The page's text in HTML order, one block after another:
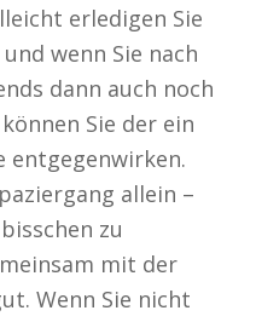
erledigen Sie
wenn Sie nach
dann auch noch
Sie der ein
entgegenwirken.
allein –
zu
mit der
Wenn Sie nicht